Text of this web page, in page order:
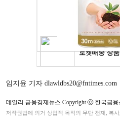
임지윤 기자 dlawldbs20@fntimes.com
데일리 금융경제뉴스 Copyright ⓒ 한국금융
저작권법에 의거 상업적 목적의 무단 전재, 복